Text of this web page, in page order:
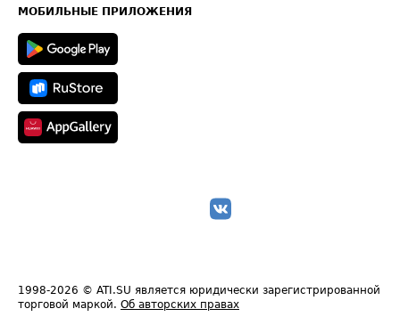
Техническая информация
МОБИЛЬНЫЕ ПРИЛОЖЕНИЯ
1998-2026 © ATI.SU является юридически зарегистрированной
торговой маркой. Об авторских правах